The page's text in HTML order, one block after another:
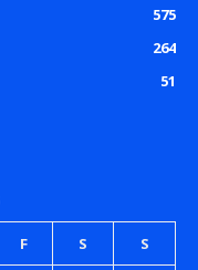
575
264
51
F S S